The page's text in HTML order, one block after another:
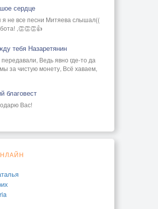
сердце
я не все песни Митяева слышал((
,👏👏👏👍
тебя Назаретянин
передавали, Ведь явно где-то да
за чистую монету, Всё хаваем,
благовест
Вас!